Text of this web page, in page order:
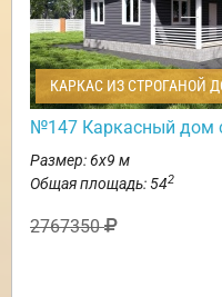
КАРКАС ИЗ СТРОГАНОЙ
№147 Каркасный дом
Размер: 6х9 м
Общая площадь: 542
2767350